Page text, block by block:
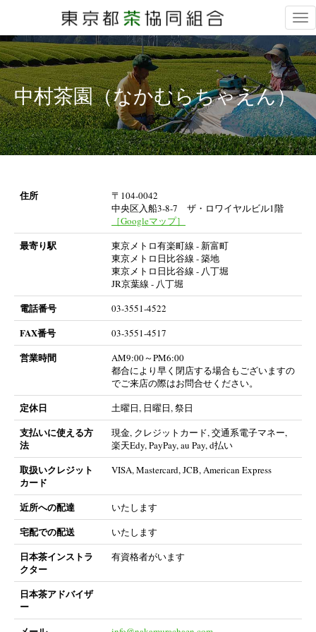
中村茶園（なかむらちゃえん）
住所
〒104-0042
中央区入船3-8-7 ザ・ロワイヤルビル1階
［Googleマップ］
最寄り駅
東京メトロ有楽町線 - 新富町
東京メトロ日比谷線 - 築地
東京メトロ日比谷線 - 八丁堀
JR京葉線 - 八丁堀
電話番号 03-3551-4522
FAX番号 03-3551-4517
営業時間
AM9:00～PM6:00
都合により早く閉店する場合もございますの
でご来店の際はお問合せください。
定休日 土曜日, 日曜日, 祭日
支払いに使える方
法
現金, クレジットカード, 交通系電子マネー,
楽天Edy, PayPay, au Pay, d払い
取扱いクレジット
カード
VISA, Mastercard, JCB, American Express
近所への配達 いたします
宅配での配送 いたします
日本茶インストラ
クター
有資格者がいます
日本茶アドバイザ
ー